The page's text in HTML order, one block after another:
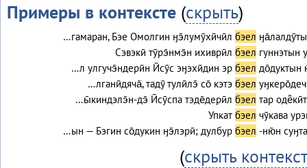
Примеры в контексте(скрыть)
…гамаран, Бэе Омолгин ӈэ̄лумӯхӣчӣл бэел
Сэвэкӣ тӯрэ̄нмэ̄н ихиврӣл бэел гуннэтын
…л улгучэ̄ндерӣн Ӣсӯс эӈэхӣдин эр бэел до̄дуктын
…лганӣдяча̄, тадӯ тулӣлэ̄ со̄ кэтэ бэел
…ы̄киндэлэ̄н-дэ̄ Ӣсӯспа тэде̄дерӣл бэел тар
Упкат бэел чӯкава
…ын — Бэгин со̄дукин ӈэ̄лэрӣ; дулбур бэел -ню̄н
(скрыть контекст